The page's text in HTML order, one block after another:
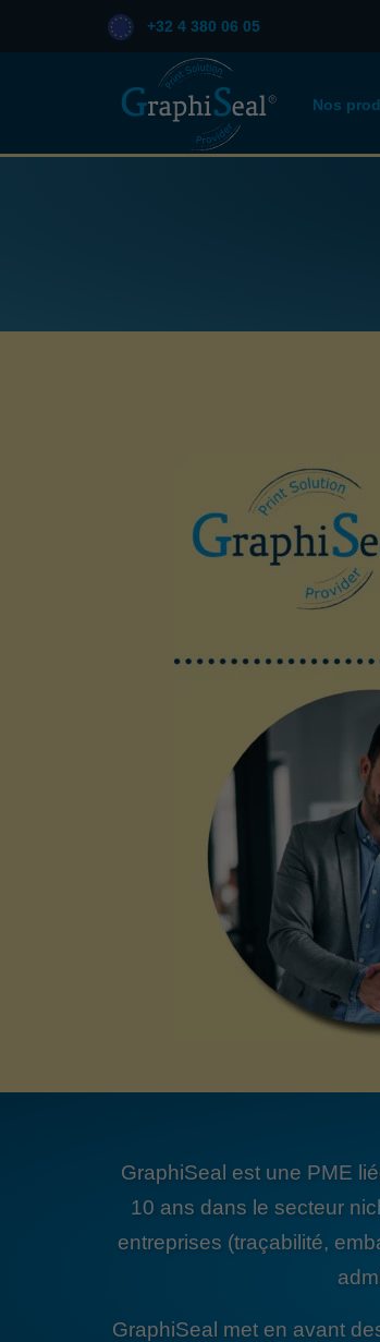
+32 4 380 06 05
Nos
GraphiSeal est une PME
10 ans dans le secteur
entreprises (traçabilité,
GraphiSeal met en avant